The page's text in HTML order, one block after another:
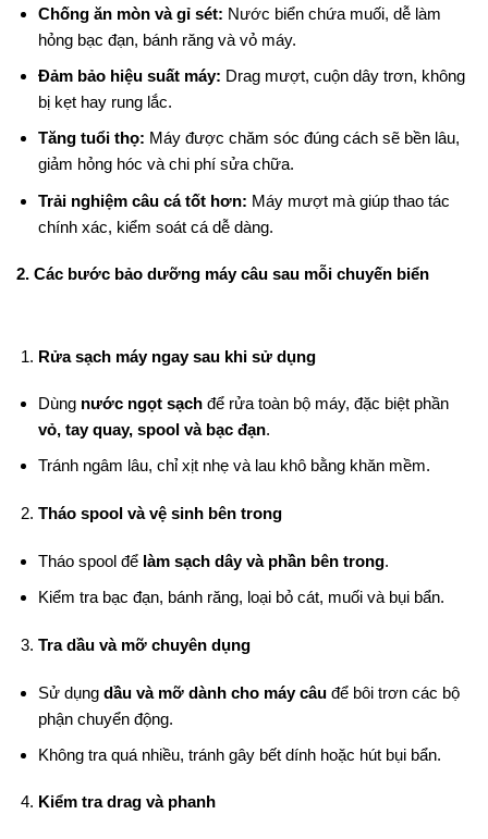
Chống ăn mòn và gỉ sét: Nước biển chứa muối, dễ làm
hỏng bạc đạn, bánh răng và vỏ máy.
Đảm bảo hiệu suất máy: Drag mượt, cuộn dây trơn, không
bị kẹt hay rung lắc.
Tăng tuổi thọ: Máy được chăm sóc đúng cách sẽ bền lâu,
giảm hỏng hóc và chi phí sửa chữa.
Trải nghiệm câu cá tốt hơn: Máy mượt mà giúp thao tác
chính xác, kiểm soát cá dễ dàng.
2. Các bước bảo dưỡng máy câu sau mỗi chuyến biển
Rửa sạch máy ngay sau khi sử dụng
Dùng nước ngọt sạchđể rửa toàn bộ máy, đặc biệt phần
vỏ, tay quay, spool và bạc đạn.
Tránh ngâm lâu, chỉ xịt nhẹ và lau khô bằng khăn mềm.
Tháo spool và vệ sinh bên trong
Tháo spool để làm sạch dây và phần bên trong.
Kiểm tra bạc đạn, bánh răng, loại bỏ cát, muối và bụi bẩn.
Tra dầu và mỡ chuyên dụng
Sử dụng dầu và mỡ dành cho máy câuđể bôi trơn các bộ
phận chuyển động.
Không tra quá nhiều, tránh gây bết dính hoặc hút bụi bẩn.
Kiểm tra drag và phanh